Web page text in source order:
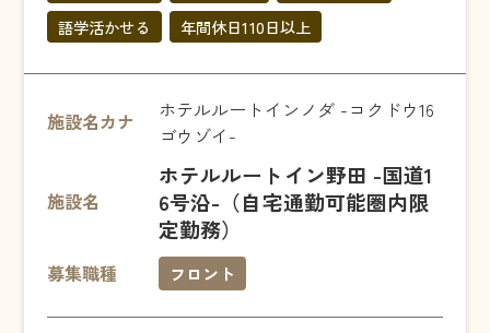
語学活かせる
年間休日110日以上
施設名カナ
ホテルルートインノダ -コクドウ16
ゴウゾイ-
施設名
ホテルルートイン野田 -国道1
6号沿-（自宅通勤可能圏内限
定勤務）
募集職種 フロント